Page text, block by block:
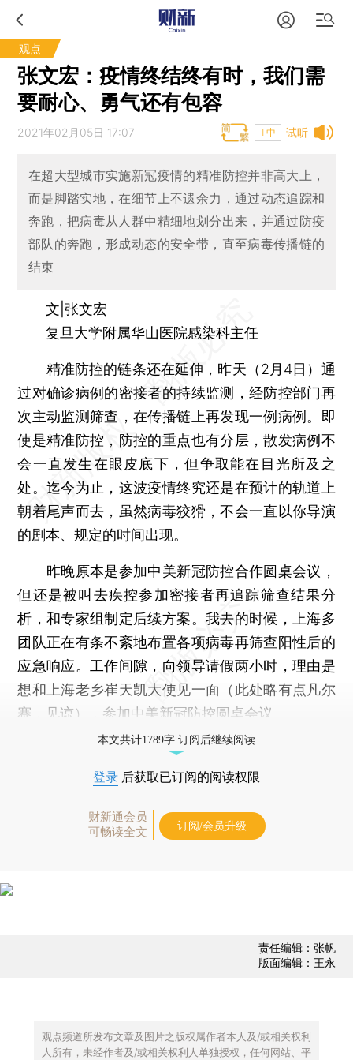
观点
张文宏：疫情终结终有时，我们需
要耐心、勇气还有包容
试听
2021年02月05日 17:07 T中
在超大型城市实施新冠疫情的精准防控并非高大上，
而是脚踏实地，在细节上不遗余力，通过动态追踪和
奔跑，把病毒从人群中精细地划分出来，并通过防疫
部队的奔跑，形成动态的安全带，直至病毒传播链的
结束
文|张文宏
复旦大学附属华山医院感染科主任
精准防控的链条还在延伸，昨天（2月4日）通
过对确诊病例的密接者的持续监测，经防控部门再
次主动监测筛查，在传播链上再发现一例病例。即
使是精准防控，防控的重点也有分层，散发病例不
会一直发生在眼皮底下，但争取能在目光所及之
处。迄今为止，这波疫情终究还是在预计的轨道上
朝着尾声而去，虽然病毒狡猾，不会一直以你导演
的剧本、规定的时间出现。
昨晚原本是参加中美新冠防控合作圆桌会议，
但还是被叫去疾控参加密接者再追踪筛查结果分
析，和专家组制定后续方案。我去的时候，上海多
团队正在有条不紊地布置各项病毒再筛查阳性后的
应急响应。工作间隙，向领导请假两小时，理由是
想和上海老乡崔天凯大使见一面（此处略有点凡尔
赛，见谅），参加中美新冠防控圆桌会议。
本文共计1789字 订阅后继续阅读
登录 后获取已订阅的阅读权限
财新通会员
可畅读全文
订阅/会员升级
责任编辑：张帆
版面编辑：王永
观点频道所发布文章及图片之版权属作者本人及/或相关权利
人所有，未经作者及/或相关权利人单独授权，任何网站、平